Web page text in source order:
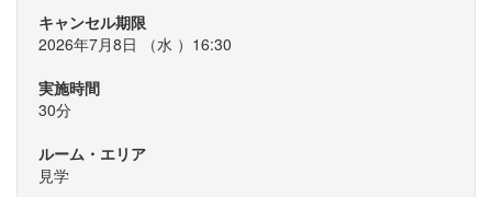
キャンセル期限
2026年7月8日 （水 ）16:30
実施時間
30分
ルーム・エリア
見学